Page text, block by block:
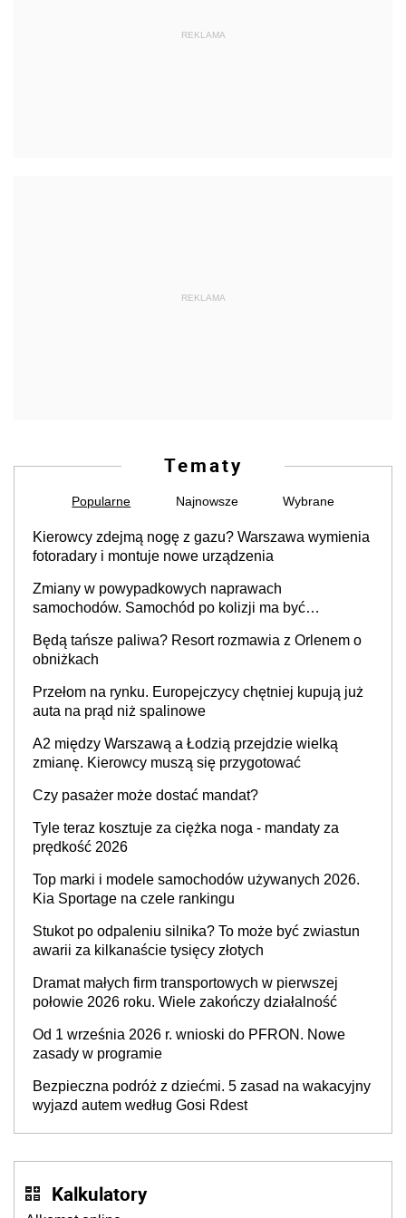
REKLAMA
REKLAMA
Tematy
Popularne Najnowsze Wybrane
Kierowcy zdejmą nogę z gazu? Warszawa wymienia
fotoradary i montuje nowe urządzenia
Zmiany w powypadkowych naprawach
samochodów. Samochód po kolizji ma być
producenta
Będą tańsze paliwa? Resort rozmawia z Orlenem o
obniżkach
Przełom na rynku. Europejczycy chętniej kupują już
auta na prąd niż spalinowe
A2 między Warszawą a Łodzią przejdzie wielką
zmianę. Kierowcy muszą się przygotować
Czy pasażer może dostać mandat?
Tyle teraz kosztuje za ciężka noga - mandaty za
prędkość 2026
Top marki i modele samochodów używanych 2026.
Kia Sportage na czele rankingu
Stukot po odpaleniu silnika? To może być zwiastun
awarii za kilkanaście tysięcy złotych
Dramat małych firm transportowych w pierwszej
połowie 2026 roku. Wiele zakończy działalność
Od 1 września 2026 r. wnioski do PFRON. Nowe
zasady w programie
Bezpieczna podróż z dziećmi. 5 zasad na wakacyjny
wyjazd autem według Gosi Rdest
Kalkulatory